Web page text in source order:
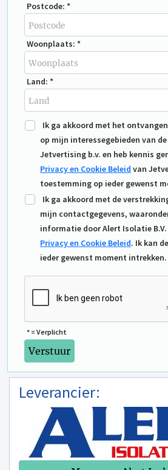
Postcode: *
Woonplaats: *
Land: *
Ik ga akkoord met het
op mijn interessegebieden van
Jetvertising b.v. en heb kennis
Privacy en Cookie Beleid van
toestemming op ieder gewenst
Ik ga akkoord met de
mijn contactgegevens,
informatie door Alert Isolatie
Privacy en Cookie Beleid. Ik kan
ieder gewenst moment
* = Verplicht
Leverancier: